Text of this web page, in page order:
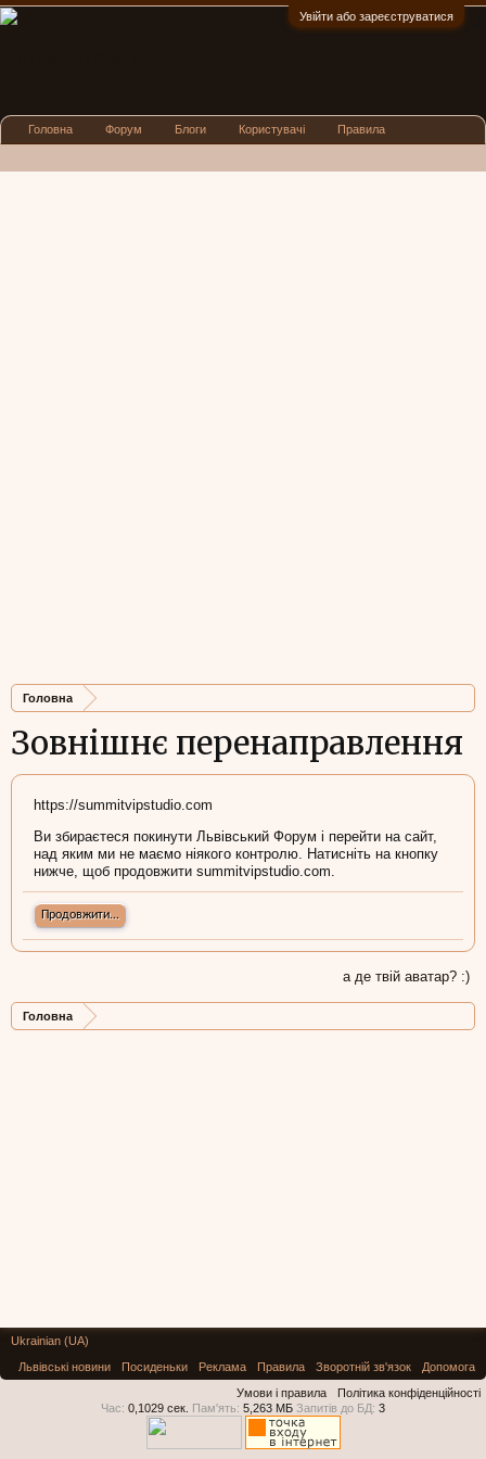
Увійти або зареєструватися
Головна
Зовнішнє перенаправлення
https://summitvipstudio.com
Ви збираєтеся покинути Львівський Форум і перейти на сайт,
над яким ми не маємо ніякого контролю. Натисніть на кнопку
нижче, щоб продовжити summitvipstudio.com.
Продовжити...
а де твій аватар? :)
Головна
Головна Форум Блоги Користувачі Правила
Ukrainian (UA)
Львівські новини
Посиденьки Реклама Правила Зворотній зв'язок
Допомога
Умови і правила
Політика конфіденційності
Час: 0,1029 сек. Пам'ять: 5,263 МБ Запитів до БД: 3